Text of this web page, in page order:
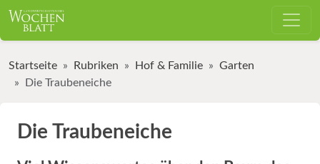
Startseite Rubriken Hof & Familie
Garten
Die Traubeneiche
Die Traubeneiche